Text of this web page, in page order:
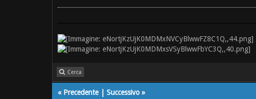
Cerca
« Precedente| Successivo »